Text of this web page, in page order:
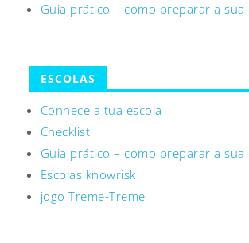
Guia prático – como preparar a sua
ESCOLAS
Conhece a tua escola
Checklist
Guia prático – como preparar a sua
Escolas knowrisk
jogo Treme-Treme